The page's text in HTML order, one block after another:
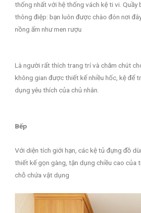
thống nhất với hệ thống vách kệ ti vi. Quầy
thông điệp: bạn luôn được chào đón nơi
nồng ấm như men rượu
Là người rất thích trang trí và chăm chút
không gian được thiết kế nhiều hốc, kệ để
dụng yêu thích của chủ nhân.
Bếp
Với diện tích giới hạn, các kệ tủ đựng đồ
thiết kế gọn gàng, tận dụng chiều cao của
chỗ chứa vật dụng